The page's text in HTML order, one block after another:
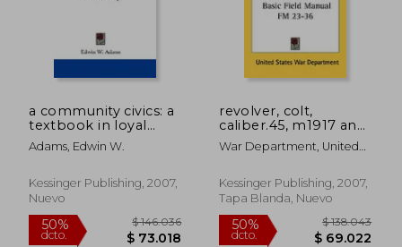
a community civics: a
textbook in loyal
citizenship (en Inglés)
Adams, Edwin W.
Kessinger Publishing, 2007,
Nuevo
revolver, colt,
caliber.45, m1917 and
revolver, smith and
wesson, caliber.45,
manual fm 23-36 (en
Inglés)
War Department, United
Kessinger Publishing, 2007,
Tapa Blanda, Nuevo